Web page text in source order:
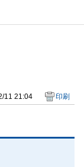
11 21:04 印刷